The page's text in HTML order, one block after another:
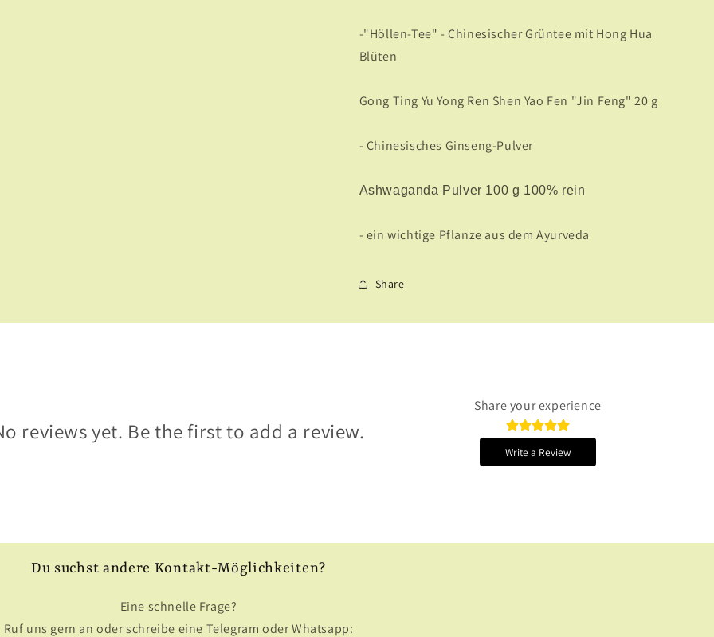
-"Höllen-Tee" - Chinesischer Grüntee mit Hong Hua
Blüten
Gong Ting Yu Yong Ren Shen Yao Fen "Jin Feng" 20 g
- Chinesisches Ginseng-Pulver
Ashwaganda Pulver 100 g 100% rein
- ein wichtige Pflanze aus dem Ayurveda
Share
reviews yet. Be the first to add a review.
Share your experience
Write a Review
Du suchst andere Kontakt-Möglichkeiten?
Eine schnelle Frage?
Ruf uns gern an oder schreibe eine Telegram oder Whatsapp: